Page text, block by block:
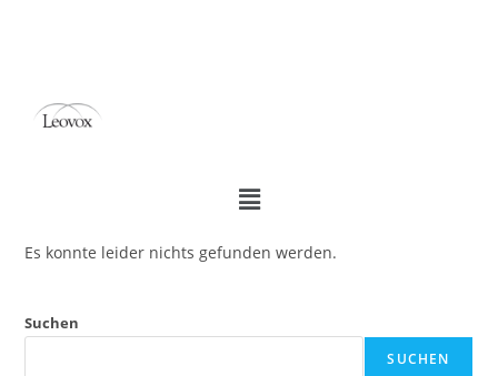
Es konnte leider nichts gefunden werden.
Suchen
SUCHEN